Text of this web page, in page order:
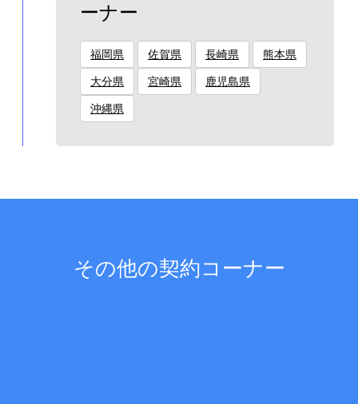
ーナー
福岡県 佐賀県 長崎県 熊本県
大分県 宮崎県 鹿児島県
沖縄県
その他の契約コーナー